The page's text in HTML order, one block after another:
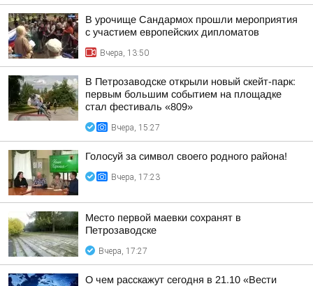
В урочище Сандармох прошли мероприятия
с участием европейских дипломатов
Вчера, 13:50
В Петрозаводске открыли новый скейт-парк:
первым большим событием на площадке
стал фестиваль «809»
Вчера, 15:27
Голосуй за символ своего родного района!
Вчера, 17:23
Место первой маевки сохранят в
Петрозаводске
Вчера, 17:27
О чем расскажут сегодня в 21.10 «Вести